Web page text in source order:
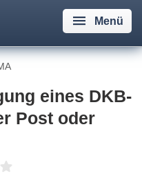
Menü
eines DKB-
Post oder